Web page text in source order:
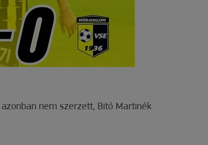
nem szerzett, Bitó Martinék